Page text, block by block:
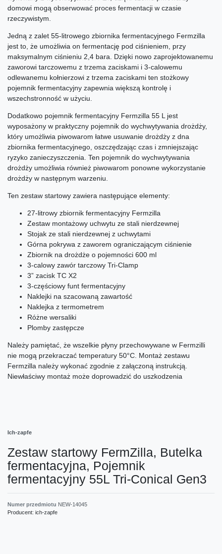
domowi mogą obserwować proces fermentacji w czasie
rzeczywistym.
Jedną z zalet 55-litrowego zbiornika fermentacyjnego Fermzilla
jest to, że umożliwia on fermentację pod ciśnieniem, przy
maksymalnym ciśnieniu 2,4 bara. Dzięki nowo zaprojektowanemu
zaworowi tarczowemu z trzema zaciskami i 3-calowemu
odlewanemu kołnierzowi z trzema zaciskami ten stożkowy
pojemnik fermentacyjny zapewnia większą kontrolę i
wszechstronność w użyciu.
Dodatkowo pojemnik fermentacyjny Fermzilla 55 L jest
wyposażony w praktyczny pojemnik do wychwytywania drożdży,
który umożliwia piwowarom łatwe usuwanie drożdży z dna
zbiornika fermentacyjnego, oszczędzając czas i zmniejszając
ryzyko zanieczyszczenia. Ten pojemnik do wychwytywania
drożdży umożliwia również piwowarom ponowne wykorzystanie
drożdży w następnym warzeniu.
Ten zestaw startowy zawiera następujące elementy:
27-litrowy zbiornik fermentacyjny Fermzilla
Zestaw montażowy uchwytu ze stali nierdzewnej
Stojak ze stali nierdzewnej z uchwytami
Górna pokrywa z zaworem ograniczającym ciśnienie
Zbiornik na drożdże o pojemności 600 ml
3-calowy zawór tarczowy Tri-Clamp
3” zacisk TC X2
3-częściowy funt fermentacyjny
Naklejki na szacowaną zawartość
Naklejka z termometrem
Różne wersaliki
Plomby zastępcze
Należy pamiętać, że wszelkie płyny przechowywane w Fermzilli
nie mogą przekraczać temperatury 50°C. Montaż zestawu
Fermzilla należy wykonać zgodnie z załączoną instrukcją.
Niewłaściwy montaż może doprowadzić do uszkodzenia
Ich-zapfe
Zestaw startowy FermZilla, Butelka
fermentacyjna, Pojemnik
fermentacyjny 55L Tri-Conical Gen3
Numer przedmiotu NEW-14045
Producent: ich-zapfe